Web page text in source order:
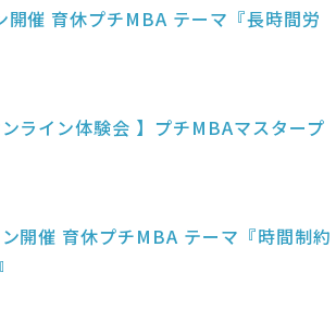
催 育休プチMBA テーマ『長時間労
ライン体験会 】プチMBAマスタープ
開催 育休プチMBA テーマ『時間制約